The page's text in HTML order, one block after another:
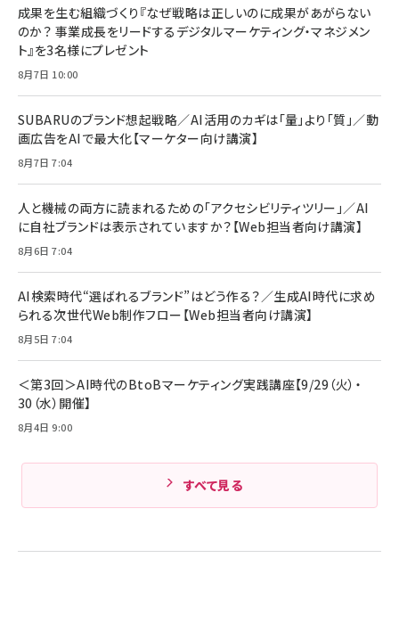
￥1,100
anan(アンアン)2026/07/08号 No.2502[2026
￥880
ママ投資家が育休中に１億貯めた株式投資
組織の成果を最大化する ルールのデザイン
￥1,980
Amazonランキングをもっと見る
すい ガイド枠付き いPhone17 (6.3インチ) 対応
2枚セット DSP25F1698
￥1,599
￥6,980
全ワイヤレスイヤホン/アクティブノイズキャンセリ
技術基準適合】ブラック
￥5,990
ケーブル Anker絡まないケーブル 240W 結束バン
ド付き USB PD対応 シリコン素材採用 iPhone
17 / 16 / 15 / Galaxy iPad Pro MacBook
Pro/Air 各種対応 (1.8m ミッドナイトブラック)
￥1,890
￥5,000
Anker PowerLine III Flow USB-C & USB-C
Pro/Air 各種対応 (1.8m ミッドナイトブラック)
￥1,890
サッポロ 生ビール 黒ラベル 350ml 缶 24本 ビー
ル ケース買い【6/30応募〆切! 黒ラベルビヤセラー
￥4,857
成果を生む組織づくり『なぜ戦略は正しいのに成果があがらない
のか？ 事業成長をリードするデジタルマーケティング・マネジメン
ト』を3名様にプレゼント
8月7日 10:00
SUBARUのブランド想起戦略／AI活用のカギは「量」より「質」／動
画広告をAIで最大化【マーケター向け講演】
8月7日 7:04
人と機械の両方に読まれるための「アクセシビリティツリー」／AI
に自社ブランドは表示されていますか？【Web担当者向け講演】
8月6日 7:04
AI検索時代“選ばれるブランド”はどう作る？／生成AI時代に求め
られる次世代Web制作フロー【Web担当者向け講演】
8月5日 7:04
＜第3回＞AI時代のBtoBマーケティング実践講座【9/29（火）・
30（水）開催】
8月4日 9:00
すべて見る